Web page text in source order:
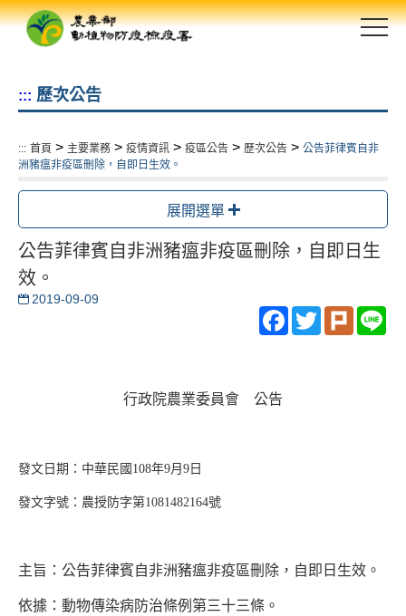
跳
::: 歷次公告
::: 首頁 > 主要業務 > 疫情資訊 > 疫區公告 > 歷次公告 > 公告菲律賓自非
洲豬瘟非疫區刪除，自即日生效。
展開選單
公告菲律賓自非洲豬瘟非疫區刪除，自即日生
效。
2019-09-09
Facebook
TwitterPlurk
行政院農業委員會 公告
發文日期：中華民國108年9月9日
發文字號：農授防字第1081482164號
主旨 ： 公告菲律賓自非洲豬瘟非疫區刪除，自即日生效。
依據：動物傳染病防治條例第三十三條。